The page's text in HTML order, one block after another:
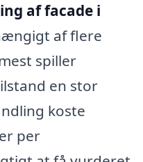
af facade i
af flere
spiller
en stor
koste
per